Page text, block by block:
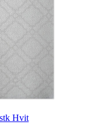
Hvit